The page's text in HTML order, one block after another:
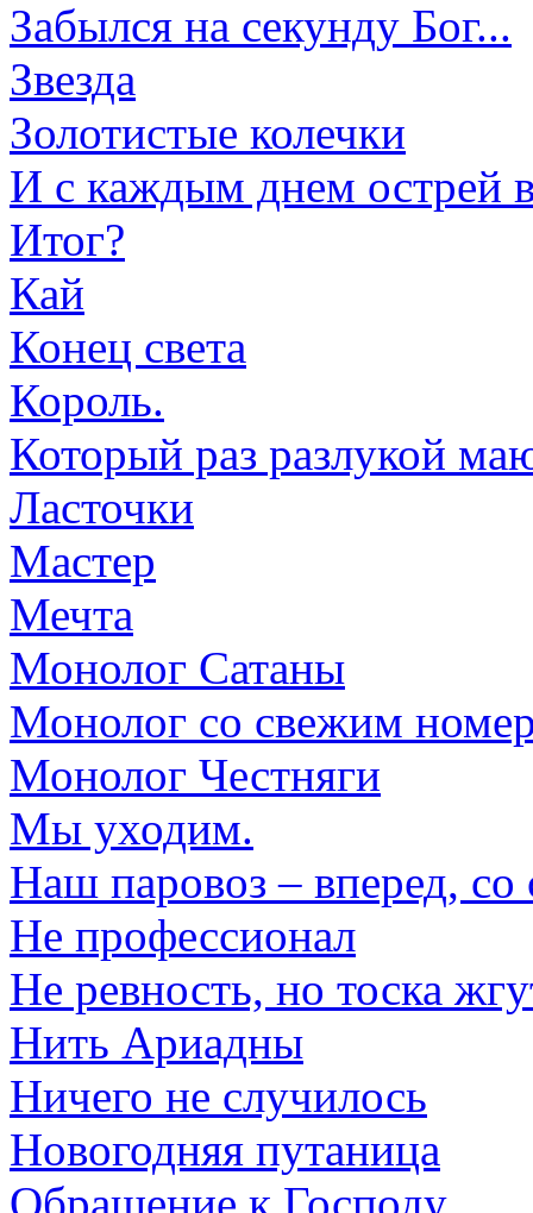
Забылся на секунду Бог...
Звезда
Золотистые колечки
И с каждым днем острей
Итог?
Кай
Конец света
Король.
Который раз разлукой
Ласточки
Мастер
Мечта
Монолог Сатаны
Монолог со свежим
Монолог Честняги
Мы уходим.
Наш паровоз – вперед, со
Не профессионал
Не ревность, но тоска
Нить Ариадны
Ничего не случилось
Новогодняя путаница
Обращение к Господу